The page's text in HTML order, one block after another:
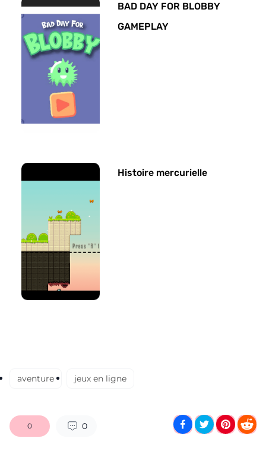
BAD DAY FOR BLOBBY
GAMEPLAY
Histoire mercurielle
aventure jeux en ligne
0 0